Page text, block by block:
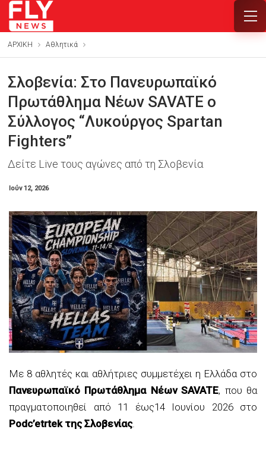
ΑΡΧΙΚΗ Αθλητικά
Σλοβενία: Στο Πανευρωπαϊκό
Πρωτάθλημα Νέων SAVATE ο
Σύλλογος “Λυκούργος Spartan
Fighters”
Δείτε Live τους αγώνες από τη Σλοβενία
Ιούν 12, 2026
Με 8 αθλητές και αθλήτριες συμμετέχει η Ελλάδα στο
Πανευρωπαϊκό Πρωτάθλημα Νέων SAVATE, που θα
πραγματοποιηθεί από 11 έως14 Ιουνίου 2026 στο
Podc’etrtek της Σλοβενίας.